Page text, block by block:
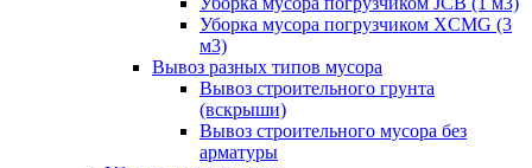
Уборка мусора погрузчиком XCMG (3
м3)
Вывоз разных типов мусора
Вывоз строительного грунта
(вскрыши)
Вывоз строительного мусора без
арматуры